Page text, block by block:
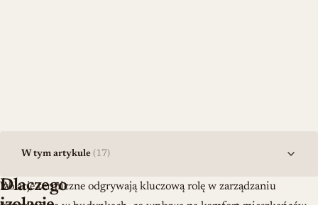
W tym artykule (17)
W
Dlaczego
Izolacje termiczne odgrywają kluczową rolę w zarządzaniu